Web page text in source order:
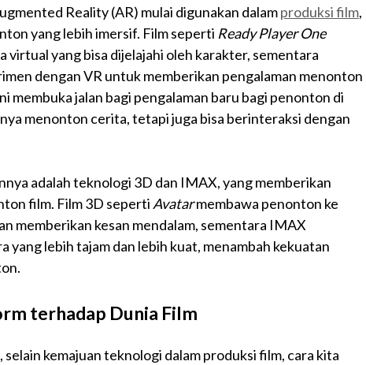
Reality (AR) mulai digunakan dalamproduksi film,
yang lebih imersif. Film seperti Ready Player One
virtual yang bisa dijelajahi oleh karakter, sementara
dengan VR untuk memberikan pengalaman menonton
membuka jalan bagi pengalaman baru bagi penonton di
menonton cerita, tetapi juga bisa berinteraksi dengan
adalah teknologi 3D dan IMAX, yang memberikan
film. Film 3D seperti Avatarmembawa penonton ke
memberikan kesan mendalam, sementara IMAX
yang lebih tajam dan lebih kuat, menambah kekuatan
terhadap Dunia Film
kemajuan teknologi dalam produksi film, cara kita